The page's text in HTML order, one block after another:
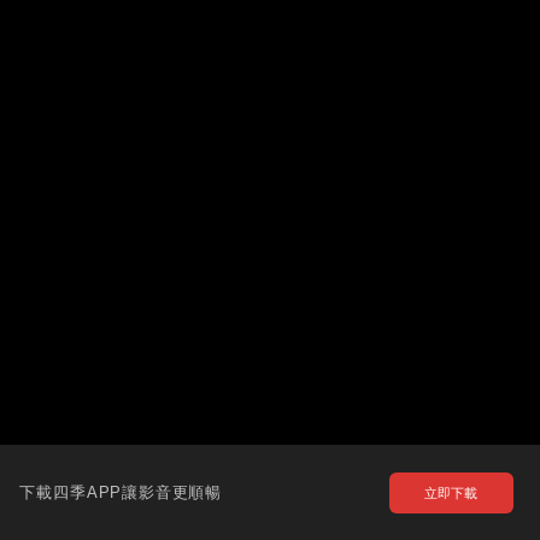
下載四季APP讓影音更順暢 立即下載